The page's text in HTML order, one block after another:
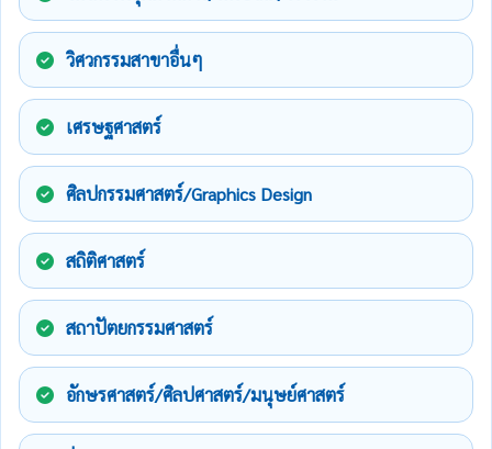
วิศวกรรมสาขาอื่นๆ
เศรษฐศาสตร์
ศิลปกรรมศาสตร์/Graphics Design
สถิติศาสตร์
สถาปัตยกรรมศาสตร์
อักษรศาสตร์/ศิลปศาสตร์/มนุษย์ศาสตร์